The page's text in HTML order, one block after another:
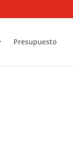
Presupuesto